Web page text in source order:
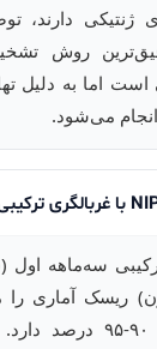
ژنتیکی دارند،
روش
است اما به دلیل
می‌شود.
ریسک آماری